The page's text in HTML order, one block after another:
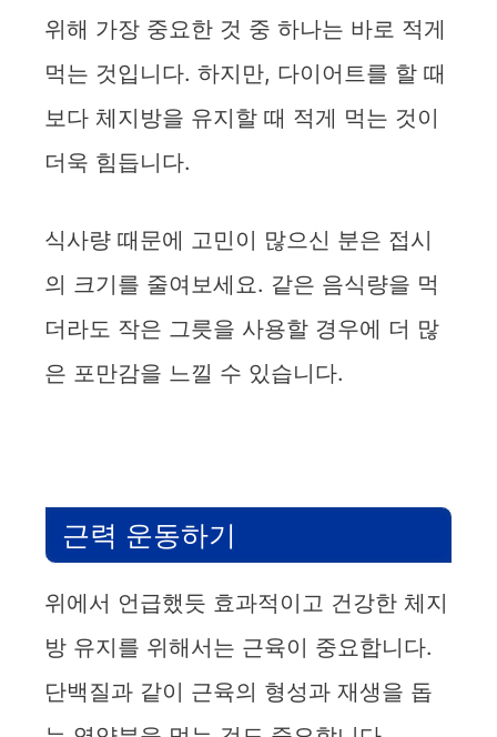
위해 가장 중요한 것 중 하나는 바로 적게
먹는 것입니다. 하지만, 다이어트를 할 때
보다 체지방을 유지할 때 적게 먹는 것이
더욱 힘듭니다.
식사량 때문에 고민이 많으신 분은 접시
의 크기를 줄여보세요. 같은 음식량을 먹
더라도 작은 그릇을 사용할 경우에 더 많
은 포만감을 느낄 수 있습니다.
근력 운동하기
위에서 언급했듯 효과적이고 건강한 체지
방 유지를 위해서는 근육이 중요합니다.
단백질과 같이 근육의 형성과 재생을 돕